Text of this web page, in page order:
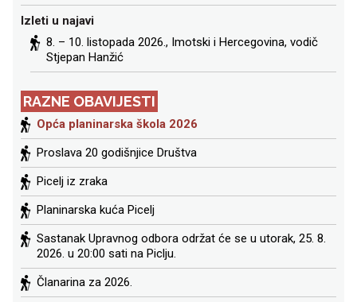
Izleti u najavi
8. – 10. listopada 2026., Imotski i Hercegovina, vodič
Stjepan Hanžić
RAZNE OBAVIJESTI
Opća planinarska škola 2026
Proslava 20 godišnjice Društva
Picelj iz zraka
Planinarska kuća Picelj
Sastanak Upravnog odbora održat će se u utorak, 25. 8.
2026. u 20:00 sati na Piclju.
Članarina za 2026.